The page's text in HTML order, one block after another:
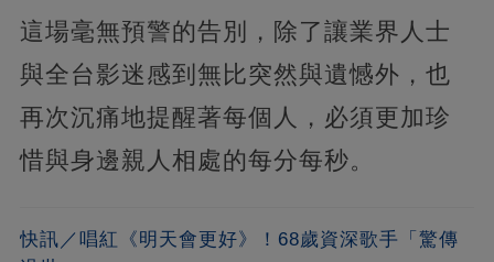
這場毫無預警的告別，除了讓業界人士
與全台影迷感到無比突然與遺憾外，也
再次沉痛地提醒著每個人，必須更加珍
惜與身邊親人相處的每分每秒。
快訊／唱紅《明天會更好》！68歲資深歌手「驚傳